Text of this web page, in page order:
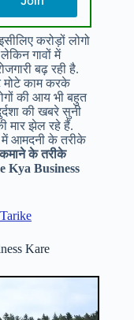
करोड़ों लोगो
लेकिन गावों में
बढ़ रही है.
काम करके
की आय भी बहुत
की खबरे सुनी
मार झेल रहे हैं.
में आमदनी के तरीके
के तरीके
Kya Business
Kare